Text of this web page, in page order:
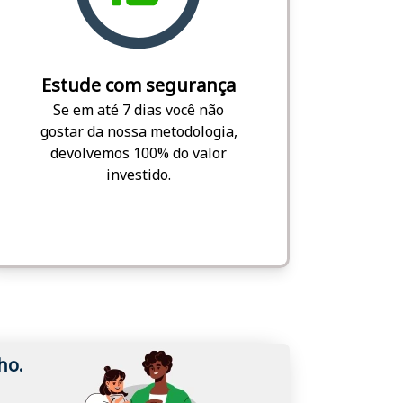
Estude com segurança
Se em até 7 dias você não
gostar da nossa metodologia,
devolvemos 100% do valor
investido.